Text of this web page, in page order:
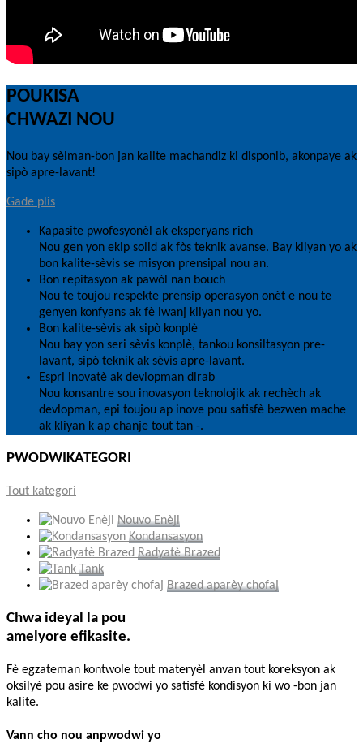
POUKISA
CHWAZI NOU
Nou bay sèlman-bon jan kalite machandiz ki disponib, akonpaye ak
sipò apre-lavant!
Gade plis
Kapasite pwofesyonèl ak eksperyans rich
Nou gen yon ekip solid ak fòs teknik avanse. Bay kliyan yo ak
bon kalite-sèvis se misyon prensipal nou an.
Bon repitasyon ak pawòl nan bouch
Nou te toujou respekte prensip operasyon onèt e nou te
genyen konfyans ak fè lwanj kliyan nou yo.
Bon kalite-sèvis ak sipò konplè
Nou bay yon seri sèvis konplè, tankou konsiltasyon pre-
lavant, sipò teknik ak sèvis apre-lavant.
Espri inovatè ak devlopman dirab
Nou konsantre sou inovasyon teknolojik ak rechèch ak
devlopman, epi toujou ap inove pou satisfè bezwen mache
ak kliyan k ap chanje tout tan -.
PWODWIKATEGORI
Tout kategori
Nouvo Enèji
Kondansasyon
Radyatè Brazed
Tank
Brazed aparèy chofaj
Chwa ideyal la pou
amelyore efikasite.
Fè egzateman kontwole tout materyèl anvan tout koreksyon ak
oksilyè pou asire ke pwodwi yo satisfè kondisyon ki wo -bon jan
kalite.
Vann cho nou anpwodwi yo